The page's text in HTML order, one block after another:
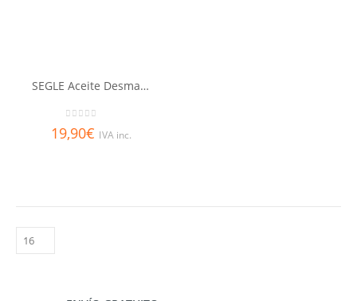
SEGLE Aceite Desmaquillante
0 out of 5
19,90€ IVA inc.